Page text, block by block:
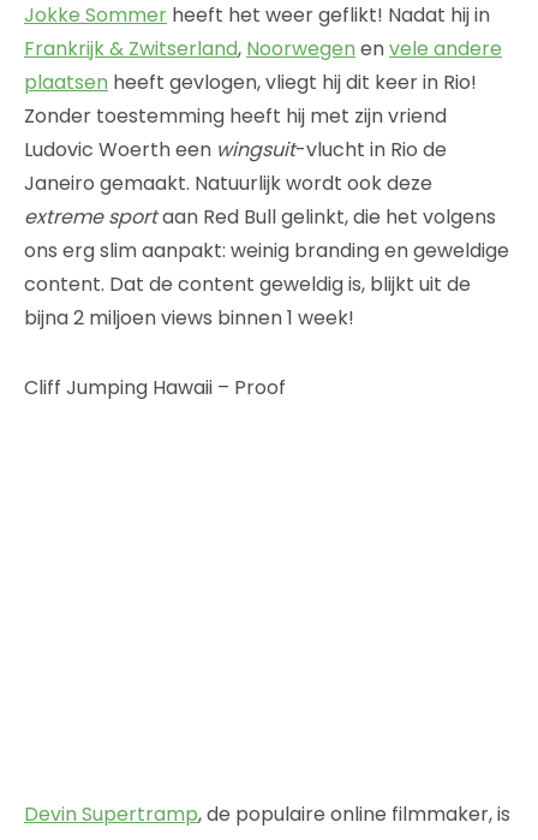
Jokke Sommer heeft het weer geflikt! Nadat hij in
Frankrijk & Zwitserland, Noorwegen envele andere
plaatsen heeft gevlogen, vliegt hij dit keer in Rio!
Zonder toestemming heeft hij met zijn vriend
Ludovic Woerth een wingsuit-vlucht in Rio de
Janeiro gemaakt. Natuurlijk wordt ook deze
extreme sportaan Red Bull gelinkt, die het volgens
ons erg slim aanpakt: weinig branding en geweldige
content. Dat de content geweldig is, blijkt uit de
bijna 2 miljoen views binnen 1 week!
Cliff Jumping Hawaii – Proof
Devin Supertramp, de populaire online filmmaker, is